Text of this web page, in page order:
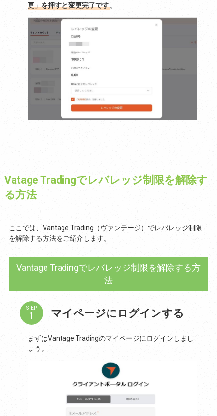
更」を押すと変更完了です。
Vatage Tradingでレバレッジ制限を解除す
る方法
ここでは、Vantage Trading（ヴァンテージ）でレバレッジ制限
を解除する方法をご紹介します。
Vantage Tradingでレバレッジ制限を解除する方
法
STEP マイページにログインする
まずはVantage Tradingのマイページにログインしまし
ょう。